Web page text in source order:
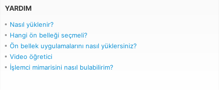
YARDIM
Nasıl yüklenir?
Hangi ön belleği seçmeli?
Ön bellek uygulamalarını nasıl yüklersiniz?
Video öğretici
İşlemci mimarisini nasıl bulabilirim?